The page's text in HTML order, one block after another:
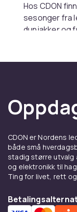
Hos CDON
sesonger fra
dunjakker og
Lette
Høst-
Trenchcoats
Regnjakker
Suppler med
damesko.
CDON er Nordens
både små
stadig større utvalg
og elektronikk til
Ting for livet, rett